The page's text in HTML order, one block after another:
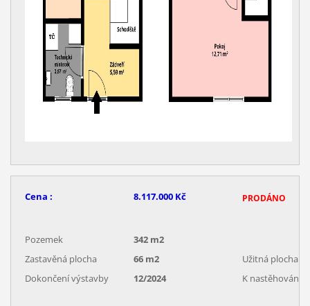
Cena : 8.117.000 Kč PRODÁNO
Pozemek
342 m2
Zastavěná plocha
66 m2
Užitná plocha
Dokončení výstavby
12/2024 K nastěhování